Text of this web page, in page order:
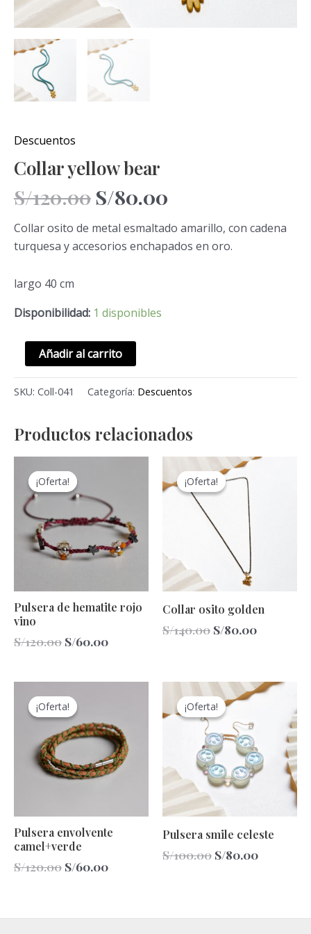
Descuentos
Collar yellow bear
S/120.00 S/80.00
Collar osito de metal esmaltado amarillo, con cadena
turquesa y accesorios enchapados en oro.
largo 40 cm
Disponibilidad: 1 disponibles
Añadir al carrito
SKU: Coll-041 Categoría: Descuentos
Productos relacionados
¡Oferta!
¡Oferta!
Pulsera de hematite rojo
vino
S/120.00
precio
original
era:
S/60.00
es:
S/60.00.
¡Oferta!
¡Oferta!
Collar osito golden
S/140.00
precio
original
era:
S/140.00.
S/80.00
El
¡Oferta!
¡Oferta!
Pulsera envolvente
camel+verde
S/120.00
precio
original
era:
S/120.00.
S/60.00
es:
S/60.00.
¡Oferta!
¡Oferta!
Pulsera smile celeste
S/100.00
El
precio
original
era:
S/100.00.
S/80.00
El
S/80.00.